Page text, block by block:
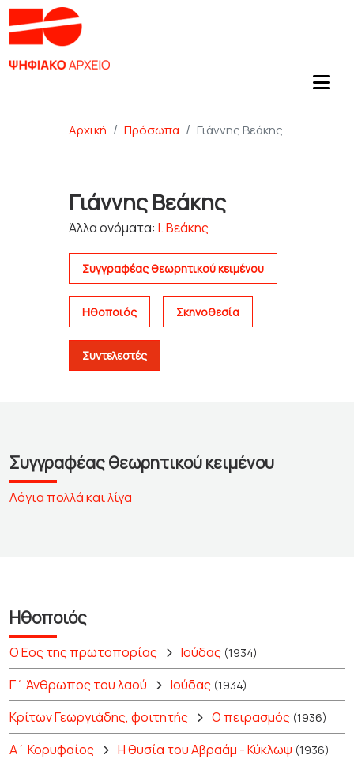
Αρχική Πρόσωπα Γιάννης Βεάκης
Γιάννης Βεάκης
Άλλα ονόματα: Ι. Βεάκης
Συγγραφέας θεωρητικού κειμένου
Ηθοποιός Σκηνοθεσία
Συντελεστές
Συγγραφέας θεωρητικού κειμένου
Λόγια πολλά και λίγα
Ηθοποιός
Ο Εος της πρωτοπορίας Ιούδας (1934)
Γ΄ Άνθρωπος του λαού Ιούδας (1934)
Κρίτων Γεωργιάδης, φοιτητής Ο πειρασμός (1936)
Α΄ Κορυφαίος Η θυσία του Αβραάμ - Κύκλωψ (1936)